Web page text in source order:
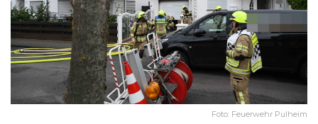
Foto: Feuerwehr Pulheim